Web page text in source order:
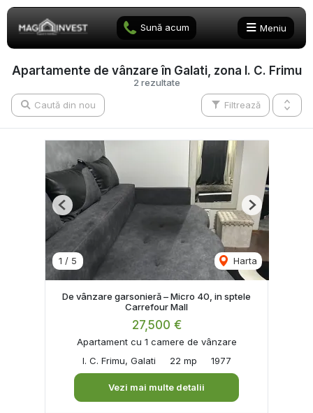
Sună acum Meniu
2 rezultate
Apartamente de vânzare în Galati, zona I. C. Frimu
Filtrează
Caută din nou
1 / 5 Harta
Previous Next
De vânzare garsonieră – Micro 40, in sptele
Carrefour Mall
27,500 €
Apartament cu 1 camere de vânzare
I. C. Frimu, Galati
22 mp 1977
Vezi mai multe detalii